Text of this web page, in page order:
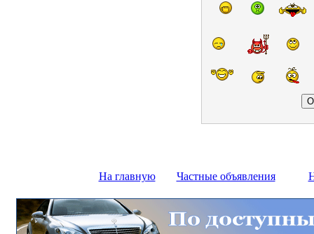
На главную Частные объявления